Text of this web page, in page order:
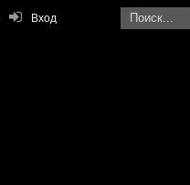
Вход